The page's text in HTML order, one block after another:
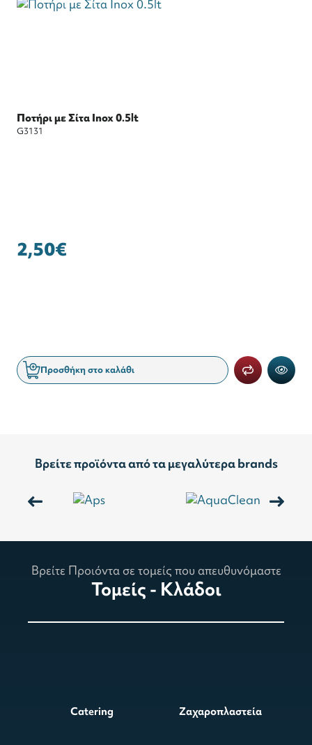
Ποτήρι με Σίτα Inox 0.5lt
G3131
2,50€
Προσθήκη στο καλάθι
Βρείτε προϊόντα από τα μεγαλύτερα brands
Βρείτε Προιόντα σε τομείς που απευθυνόμαστε
Τομείς - Κλάδοι
Catering Ζαχαροπλαστεία